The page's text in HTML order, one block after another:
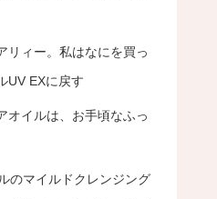
リィー。私はなにを買っ
UV EXに戻す
オイルは、お手頃なふっ
のマイルドクレンジング